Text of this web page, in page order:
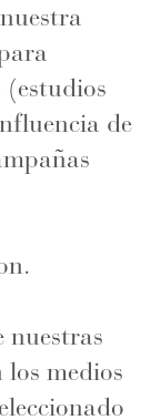
de
medios